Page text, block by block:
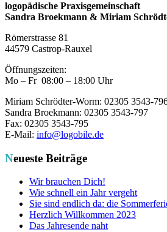
logopädische Praxisgemeinschaft
Sandra Broekmann & Miriam
Römerstrasse 81
44579 Castrop-Rauxel
Öffnungszeiten:
Mo – Fr 08:00 – 18:00 Uhr
Miriam Schrödter-Worm: 02305 3543-
Sandra Broekmann: 02305 3543-797
Fax: 02305 3543-795
E-Mail: info@logobile.de
Neueste Beiträge
Wir brauchen Dich!
Wie schnell ein Jahr vergeht
Sie sind endlich da: die
Herzlich Willkommen 2023
Das Jahresende naht